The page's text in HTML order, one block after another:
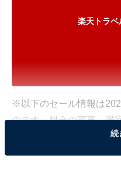
楽天トラベ
※以下のセール情報は
のです。料金の変更、満
※本記事で紹介している商品の購
オールアバウトに還元されること
続